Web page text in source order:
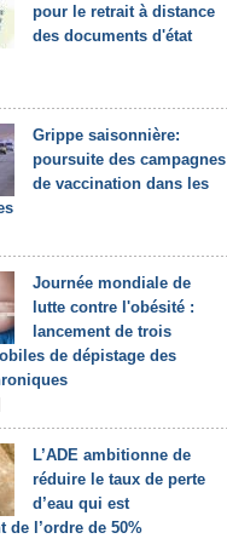
pour le retrait à distance
des documents d'état
Grippe saisonnière:
poursuite des campagnes
de vaccination dans les
Journée mondiale de
lutte contre l'obésité :
lancement de trois
de dépistage des
L’ADE ambitionne de
réduire le taux de perte
d’eau qui est
de l’ordre de 50%